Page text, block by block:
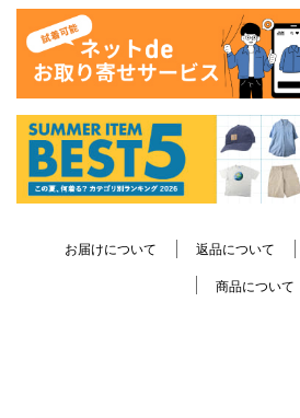
お届けについて 返品について
商品について